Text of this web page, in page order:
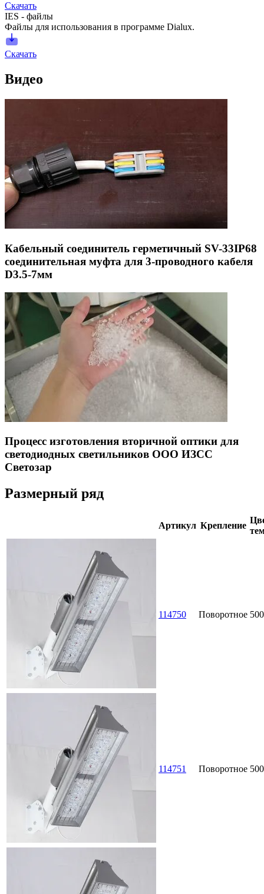
Скачать
IES - файлы
Файлы для использования в программе Dialux.
Скачать
Видео
Кабельный соединитель герметичный SV-33IP68
соединительная муфта для 3-проводного кабеля
D3.5-7мм
Процесс изготовления вторичной оптики для
светодиодных светильников ООО ИЗСС
Светозар
Размерный ряд
Артикул Крепление
114750 Поворотное
114751 Поворотное